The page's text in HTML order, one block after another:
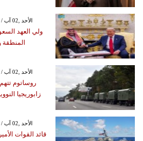
GMT 09:42 2026 الأحد ,02 آب / أغسطس
ولي العهد
المنطقة
GMT 13:38 2026 الأحد ,02 آب / أغسطس
روساتوم
زابوريجيا
GMT 11:37 2026 الأحد ,02 آب / أغسطس
قائد القوات